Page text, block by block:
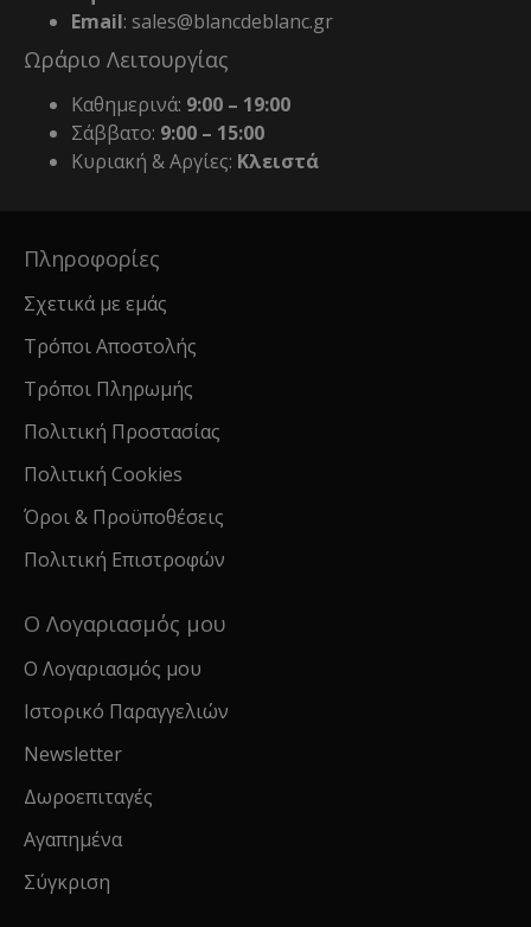
Email: sales@blancdeblanc.gr
Ωράριο Λειτουργίας
Καθημερινά: 9:00 – 19:00
Σάββατο: 9:00 – 15:00
Κυριακή & Αργίες: Κλειστά
Πληροφορίες
Σχετικά με εμάς
Τρόποι Αποστολής
Τρόποι Πληρωμής
Πολιτική Προστασίας
Πολιτική Cookies
Όροι & Προϋποθέσεις
Πολιτική Επιστροφών
Ο Λογαριασμός μου
Ο Λογαριασμός μου
Ιστορικό Παραγγελιών
Newsletter
Δωροεπιταγές
Αγαπημένα
Σύγκριση